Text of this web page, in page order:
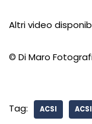
Altri video
© Di Maro
Tag: ACSI